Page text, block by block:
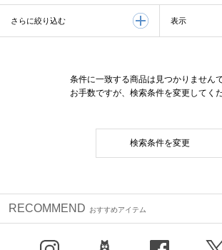
さらに絞り込む 表示
条件に一致する商品は見つかりませんで
お手数ですが、検索条件を変更してくだ
検索条件を変更
RECOMMEND おすすめアイテム